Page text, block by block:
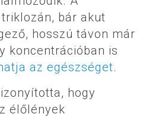
bár akut
hosszú távon már
koncentrációban is
az egészséget.
hogy
élőlények